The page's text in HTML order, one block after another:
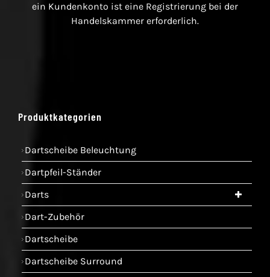
ein Kundenkonto ist eine Registrierung bei der
Handelskammer erforderlich.
Produktkategorien
Dartscheibe Beleuchtung
Dartpfeil-Ständer
Darts
Dart-Zubehör
Dartscheibe
Dartscheibe Surround